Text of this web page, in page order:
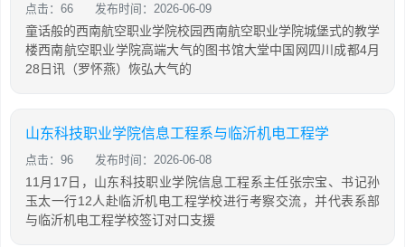
点击：66 发布时间：2026-06-09
童话般的西南航空职业学院校园西南航空职业学院城堡式的教学
楼西南航空职业学院高端大气的图书馆大堂中国网四川成都4月
28日讯（罗怀燕）恢弘大气的
山东科技职业学院信息工程系与临沂机电工程学
点击：96 发布时间：2026-06-08
11月17日，山东科技职业学院信息工程系主任张宗宝、书记孙
玉太一行12人赴临沂机电工程学校进行考察交流，并代表系部
与临沂机电工程学校签订对口支援